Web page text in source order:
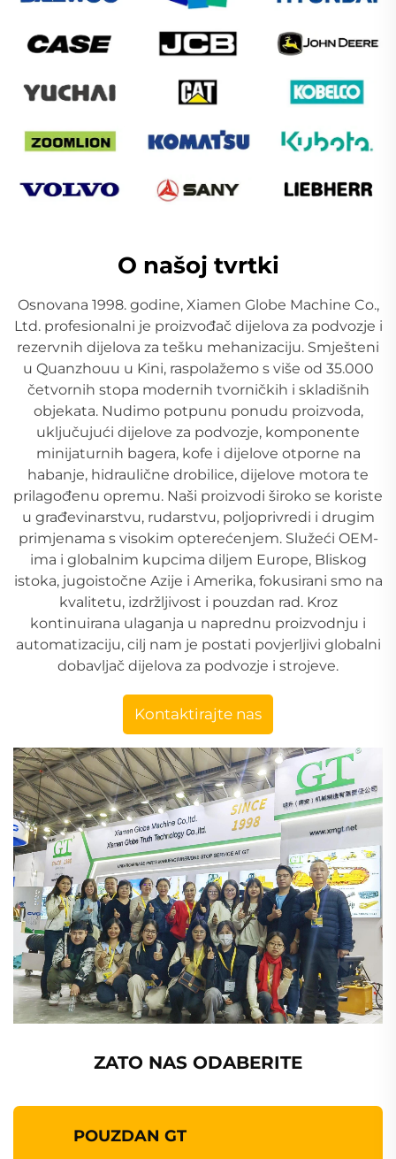
O našoj tvrtki
Osnovana 1998. godine, Xiamen Globe Machine Co.,
Ltd. profesionalni je proizvođač dijelova za podvozje i
rezervnih dijelova za tešku mehanizaciju. Smješteni
u Quanzhouu u Kini, raspolažemo s više od 35.000
četvornih stopa modernih tvorničkih i skladišnih
objekata. Nudimo potpunu ponudu proizvoda,
uključujući dijelove za podvozje, komponente
minijaturnih bagera, kofe i dijelove otporne na
habanje, hidraulične drobilice, dijelove motora te
prilagođenu opremu. Naši proizvodi široko se koriste
u građevinarstvu, rudarstvu, poljoprivredi i drugim
primjenama s visokim opterećenjem. Služeći OEM-
ima i globalnim kupcima diljem Europe, Bliskog
istoka, jugoistočne Azije i Amerika, fokusirani smo na
kvalitetu, izdržljivost i pouzdan rad. Kroz
kontinuirana ulaganja u naprednu proizvodnju i
automatizaciju, cilj nam je postati povjerljivi globalni
dobavljač dijelova za podvozje i strojeve.
Kontaktirajte nas
ZATO NAS ODABERITE
POUZDAN GT